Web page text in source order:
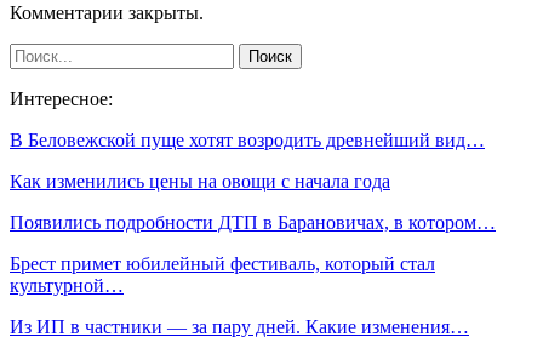
Комментарии закрыты.
Интересное:
В Беловежской пуще хотят возродить древнейший вид…
Как изменились цены на овощи с начала года
Появились подробности ДТП в Барановичах, в котором…
Брест примет юбилейный фестиваль, который стал
культурной…
Из ИП в частники — за пару дней. Какие изменения…